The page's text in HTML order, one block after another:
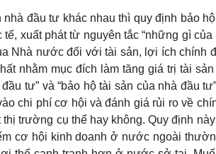
đầu tư khác nhau thì quy định bảo
xuất phát từ nguyên tắc “những gì
Nhà nước đối với tài sản, lợi ích chính
nhằm mục đích làm tăng giá trị tài
tư” và “bảo hộ tài sản của nhà đầu
chi phí cơ hội và đánh giá rủi ro về
trường cụ thể hay không. Quy định
cơ hội kinh doanh ở nước ngoài